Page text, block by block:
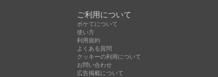
ご利用について
ボケてについて
使い方
利用規約
よくある質問
クッキーの利用について
お問い合わせ
広告掲載について